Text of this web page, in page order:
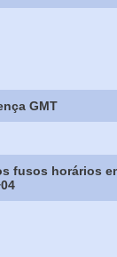
GMT
fusos horários